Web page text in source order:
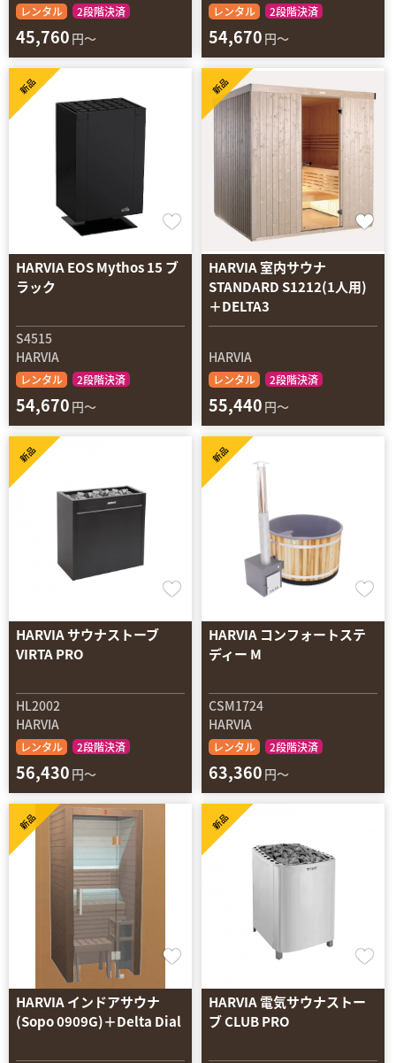
レンタル 2段階決済
45,760 円～
レンタル 2段階決済
54,670 円～
HARVIA EOS Mythos 15 ブ
ラック
S4515
HARVIA
レンタル 2段階決済
新品
54,670 円～
HARVIA 室内サウナ
STANDARD S1212(1人用)
＋DELTA3
HARVIA
レンタル 2段階決済
新品
55,440 円～
HARVIA サウナストーブ
VIRTA PRO
HL2002
HARVIA
レンタル 2段階決済
新品
56,430 円～
HARVIA コンフォートステ
ディー M
CSM1724
HARVIA
レンタル 2段階決済
新品
63,360 円～
HARVIA インドアサウナ
(Sopo 0909G)＋Delta Dial
新品
HARVIA 電気サウナストー
ブ CLUB PRO
新品